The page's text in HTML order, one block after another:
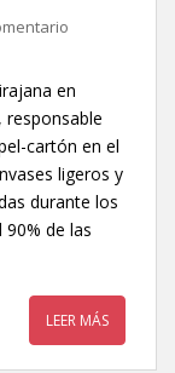
en
responsable
cartón en el
ligeros y
durante los
de las
LEER MÁS